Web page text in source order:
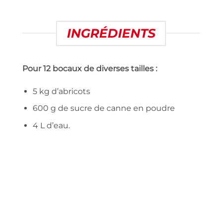
INGRÉDIENTS
Pour 12 bocaux de diverses tailles :
5 kg d’abricots
600 g de sucre de canne en poudre
4 L d’eau.